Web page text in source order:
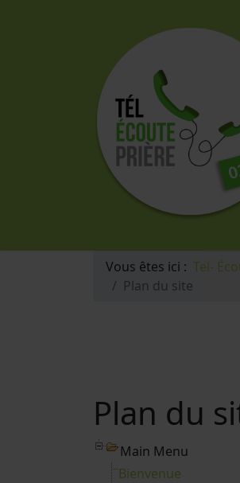
Vous êtes ici : Tel-
Plan du site
Plan du
Main Menu
Bienvenue